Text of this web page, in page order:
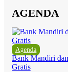
AGENDA
Agenda
Bank Mandiri
Gratis